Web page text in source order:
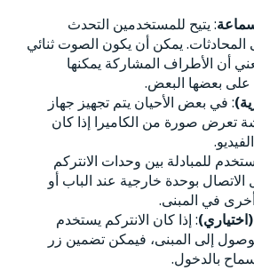
: يتيح للمستخدمين التحدث
المحادثات. يمكن أن يكون الصوت ثنائي
أن الأطراف المشاركة يمكنها
على بعضها البعض.
: في بعض الأحيان يتم تجهيز جهاز
تعرض صورة من الكاميرا إذا كان
للمبادلة بين وحدات الانتركم
الاتصال بوحدة خارجية عند الباب أو
في المبنى.
: إذا كان الانتركم يستخدم
إلى المبنى، فيمكن تضمين زر
بالدخول.